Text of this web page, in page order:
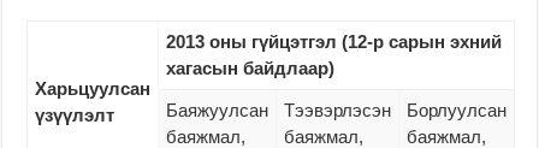
Харьцуулсан
үзүүлэлт
2013 оны гүйцэтгэл(12-р сарын эхний
хагасын байдлаар)
Баяжуулсан
баяжмал,
Тээвэрлэсэн
баяжмал,
Борлуулсан
баяжмал,